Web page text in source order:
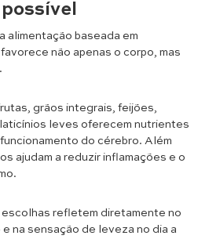
alimentação baseada em
favorece não apenas o corpo, mas
grãos integrais, feijões,
leves oferecem nutrientes
do cérebro. Além
ajudam a reduzir inflamações e o
escolhas refletem diretamente no
e na sensação de leveza no dia a